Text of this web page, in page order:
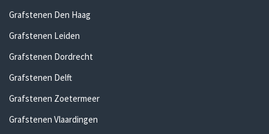
Grafstenen Den Haag
Grafstenen Leiden
Grafstenen Dordrecht
Grafstenen Delft
Grafstenen Zoetermeer
Grafstenen Vlaardingen